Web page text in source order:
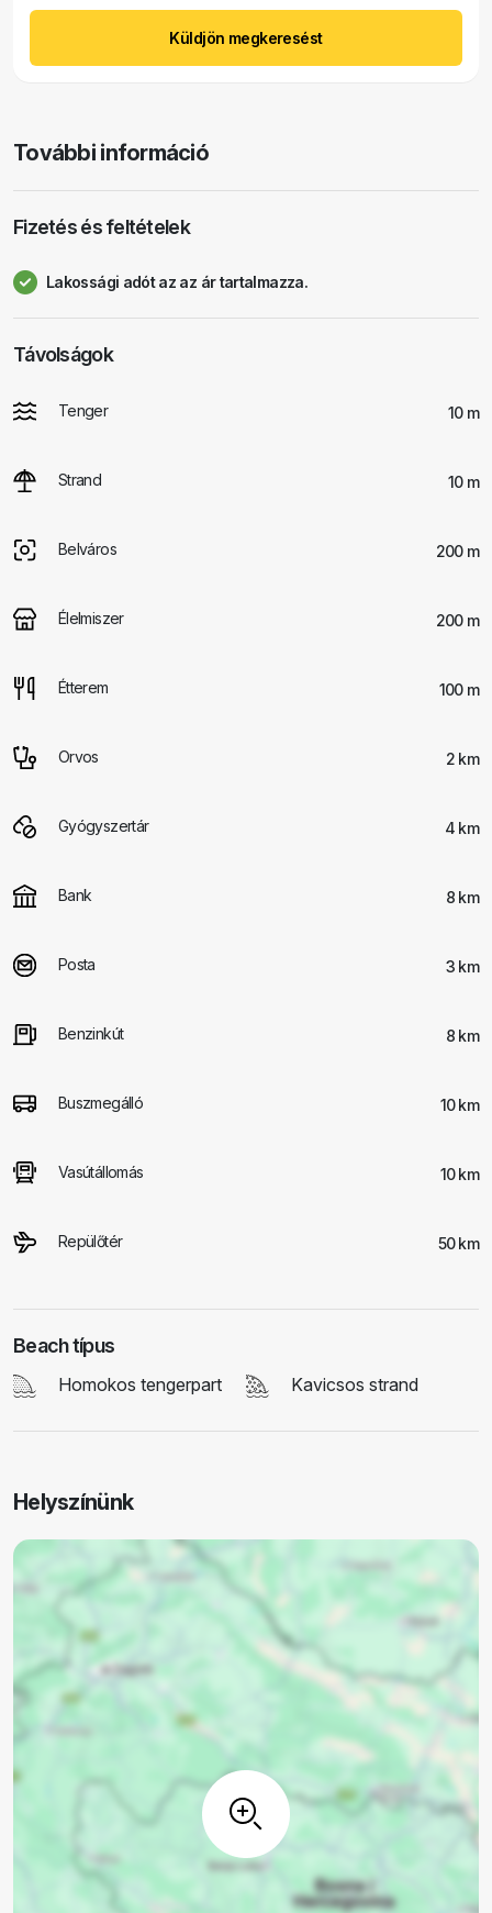
Küldjön megkeresést
További információ
Fizetés és feltételek
Lakossági adót az az ár tartalmazza.
Távolságok
Tenger 10 m
Strand 10 m
Belváros 200 m
Élelmiszer 200 m
Étterem 100 m
Orvos 2 km
Gyógyszertár 4 km
Bank 8 km
Posta 3 km
Benzinkút 8 km
Buszmegálló 10 km
Vasútállomás 10 km
Repülőtér 50 km
Beach típus
Homokos tengerpart Kavicsos strand
Helyszínünk